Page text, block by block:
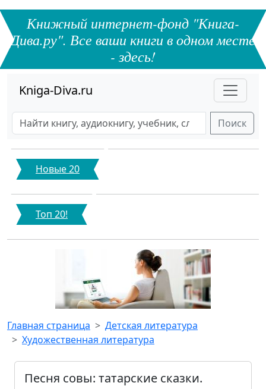
Книжный интернет-фонд "Книга-
Дива.ру". Все ваши книги в одном месте
- здесь!
Kniga-Diva.ru
Поиск
Новые 20
Топ 20!
Главная страница
Детская литература
Художественная литература
Песня совы: татарские сказки.